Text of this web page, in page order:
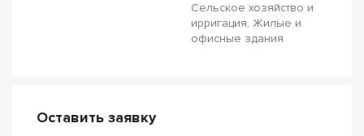
Сельское хозяйство и
ирригация, Жилые и
офисные здания
Оставить заявку